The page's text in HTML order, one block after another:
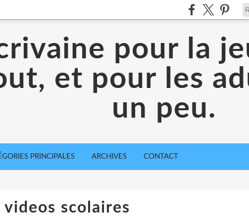
pour la
et pour les
un peu.
PRINCIPALES ARCHIVES CONTACT
videos scolaires